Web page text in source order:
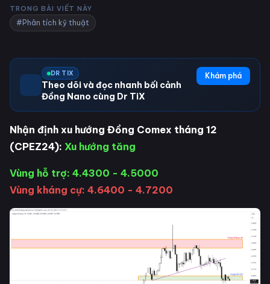
TRONG BÀI VIẾT NÀY
#Phân tích kỹ thuật
DR TIX
Theo dõi và đọc nhanh bối cảnh
Đồng Nano cùng Dr TiX
Khám phá
Nhận định xu hướng Đồng Comex tháng 12
(CPEZ24): Xu hướng tăng
Vùng hỗ trợ: 4.4300 - 4.5000
Vùng kháng cự: 4.6400 - 4.7200